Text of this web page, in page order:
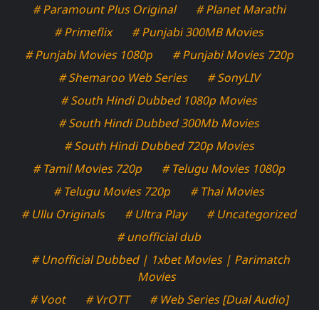
# Paramount Plus Original
# Planet Marathi
# Primeflix
# Punjabi 300MB Movies
# Punjabi Movies 1080p
# Punjabi Movies 720p
# Shemaroo Web Series
# SonyLIV
# South Hindi Dubbed 1080p Movies
# South Hindi Dubbed 300Mb Movies
# South Hindi Dubbed 720p Movies
# Tamil Movies 720p
# Telugu Movies 1080p
# Telugu Movies 720p
# Thai Movies
# Ullu Originals
# Ultra Play
# Uncategorized
# unofficial dub
# Unofficial Dubbed | 1xbet Movies | Parimatch
Movies
# Voot
# VrOTT
# Web Series [Dual Audio]